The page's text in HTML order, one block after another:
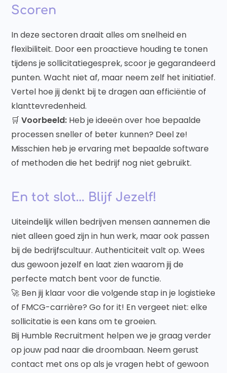
Scoren
In deze sectoren draait alles om snelheid en
flexibiliteit. Door een proactieve houding te tonen
tijdens je sollicitatiegesprek, scoor je gegarandeerd
punten. Wacht niet af, maar neem zelf het initiatief.
Vertel hoe jij denkt bij te dragen aan efficiëntie of
klanttevredenheid.
🛒Voorbeeld: Heb je ideeën over hoe bepaalde
processen sneller of beter kunnen? Deel ze!
Misschien heb je ervaring met bepaalde software
of methoden die het bedrijf nog niet gebruikt.
En tot slot… Blijf Jezelf!
Uiteindelijk willen bedrijven mensen aannemen die
niet alleen goed zijn in hun werk, maar ook passen
bij de bedrijfscultuur. Authenticiteit valt op. Wees
dus gewoon jezelf en laat zien waarom jij de
perfecte match bent voor de functie.
🚀 Ben jij klaar voor die volgende stap in je logistieke
of FMCG-carrière? Go for it! En vergeet niet: elke
sollicitatie is een kans om te groeien.
Bij Humble Recruitment helpen we je graag verder
op jouw pad naar die droombaan. Neem gerust
contact met ons op als je vragen hebt of gewoon